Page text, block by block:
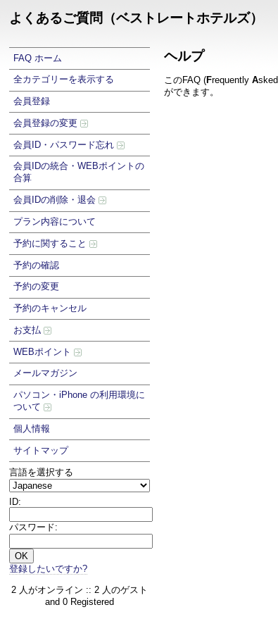
よくあるご質問（ベストレートホテルズ）
FAQ ホーム
全カテゴリーを表示する
会員登録
会員登録の変更
会員ID・パスワード忘れ
会員IDの統合・WEBポイントの
合算
会員IDの削除・退会
プラン内容について
予約に関すること
予約の確認
予約の変更
予約のキャンセル
お支払
WEBポイント
メールマガジン
パソコン・iPhone の利用環境に
ついて
個人情報
サイトマップ
言語を選択する
ID:
パスワード:
登録したいですか?
2 人がオンライン :: 2 人のゲスト
and 0 Registered
ヘルプ
このFAQ (Frequently Asked
ができます。